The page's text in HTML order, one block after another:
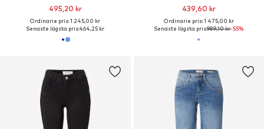
495,20 kr
Ordinarie pris: 1 245,00 kr
Senaste lägsta pris:464,25 kr
439,60 kr
Ordinarie pris: 1 475,00 kr
Senaste lägsta pris:989,10 kr-55%